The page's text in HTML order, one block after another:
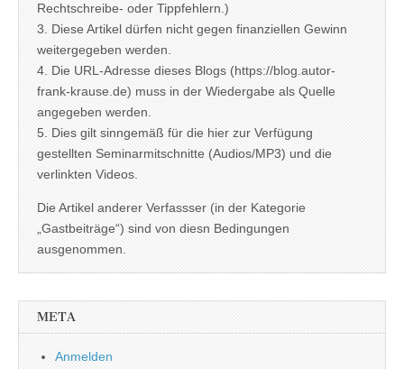
Rechtschreibe- oder Tippfehlern.)
3. Diese Artikel dürfen nicht gegen finanziellen Gewinn
weitergegeben werden.
4. Die URL-Adresse dieses Blogs (https://blog.autor-
frank-krause.de) muss in der Wiedergabe als Quelle
angegeben werden.
5. Dies gilt sinngemäß für die hier zur Verfügung
gestellten Seminarmitschnitte (Audios/MP3) und die
verlinkten Videos.
Die Artikel anderer Verfassser (in der Kategorie
„Gastbeiträge“) sind von diesn Bedingungen
ausgenommen.
META
Anmelden